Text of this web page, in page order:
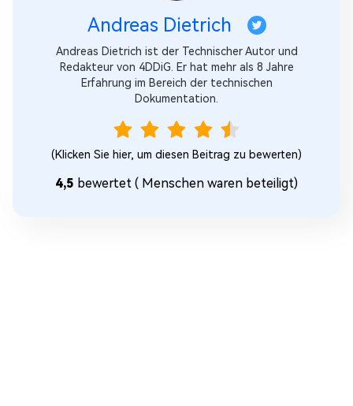
Andreas Dietrich
Andreas Dietrich ist der Technischer Autor und
Redakteur von 4DDiG. Er hat mehr als 8 Jahre
Erfahrung im Bereich der technischen
Dokumentation.
(Klicken Sie hier, um diesen Beitrag zu bewerten)
4,5 bewertet ( Menschen waren beteiligt)